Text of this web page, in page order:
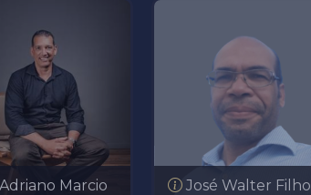
Adriano Marcio José Walter Filho